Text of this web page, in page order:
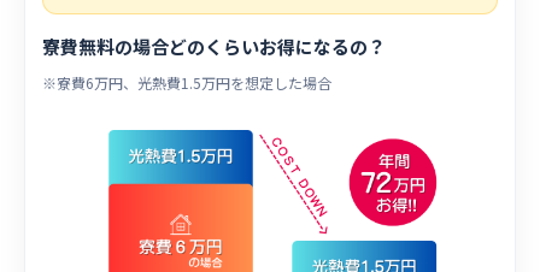
寮費無料の場合どのくらいお得になるの？
※寮費6万円、光熱費1.5万円を想定した場合